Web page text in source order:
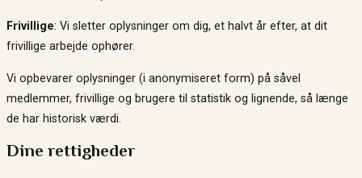
Frivillige: Vi sletter oplysninger om dig, et halvt år efter, at dit
frivillige arbejde ophører.
Vi opbevarer oplysninger (i anonymiseret form) på såvel
medlemmer, frivillige og brugere til statistik og lignende, så længe
de har historisk værdi.
Dine rettigheder